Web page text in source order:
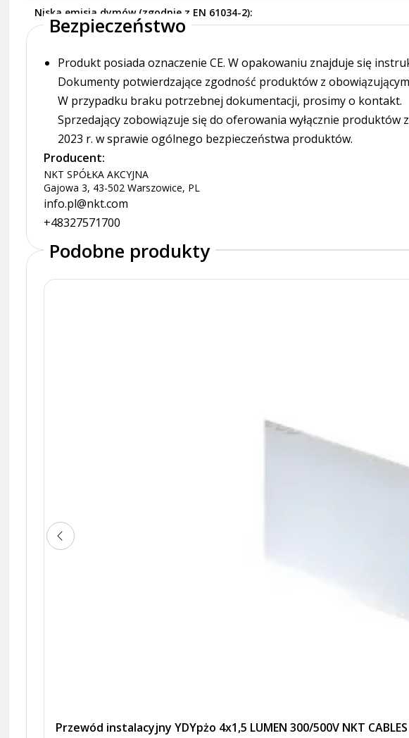
Niska emisja dymów (zgodnie z EN 61034-2)
Bezpieczeństwo
Produkt posiada oznaczenie CE. W opakowaniu znajduje się
Dokumenty potwierdzające zgodność produktów z
W przypadku braku potrzebnej dokumentacji, prosimy o kontakt.
Sprzedający zobowiązuje się do oferowania wyłącznie
2023 r. w sprawie ogólnego bezpieczeństwa produktów.
Producent:
NKT SPÓŁKA AKCYJNA
Gajowa 3, 43-502 Warszowice, PL
info.pl@nkt.com
+48327571700
Podobne produkty
Przewód instalacyjny YDYpżo 4x1,5 LUMEN 300/500V NKT CABLES